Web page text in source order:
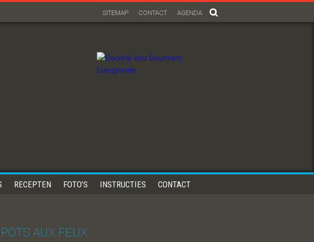
AGENDA
CONTACT
SITEMAP
RECEPTEN FOTO’S INSTRUCTIES CONTACT
AUX FEUX